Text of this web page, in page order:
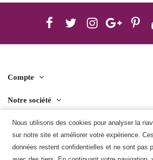
Nous utilisons des cookies pour analyser la
sur notre site et améliorer votre expérience. Ces
données restent confidentielles et ne sont pas
Compte
Notre société
Contact us
Télécharger l'application mobile